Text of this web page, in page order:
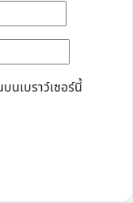
นเบราว์เซอร์นี้